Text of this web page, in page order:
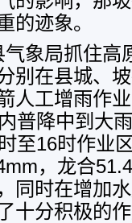
的迹象。
象局抓住高
别在县城、
人工增雨作
普降中到大
至16时作业
，龙合
同时在增加
十分积极的